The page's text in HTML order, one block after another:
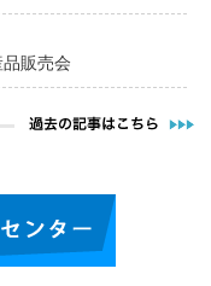
品販売会